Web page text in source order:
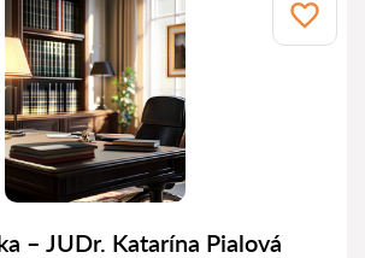
– JUDr. Katarína Pialová